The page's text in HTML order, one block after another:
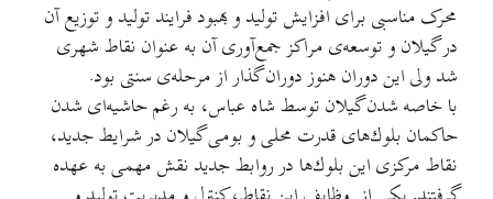
محرک مناسبی برای افزایش تولید و بهبود فرایند تولید و توزیع آن
در گیلان و توسعه‌ی مراکز جمع‌آوری آن به عنوان نقاط شهری
شد ولی این دوران هنوز دوران گذار از مرحله‌ی سنتی بود.
با خاصه شدن گیلان توسط شا‌ه عباس، به رغم حاشیه‌ای شدن
حاكمان بلوك‌های قدرت محلی و بومی گیلان در شرایط جدید،
نقاط مركزی این بلوك‌ها در روابط جدید نقش مهمی به عهده